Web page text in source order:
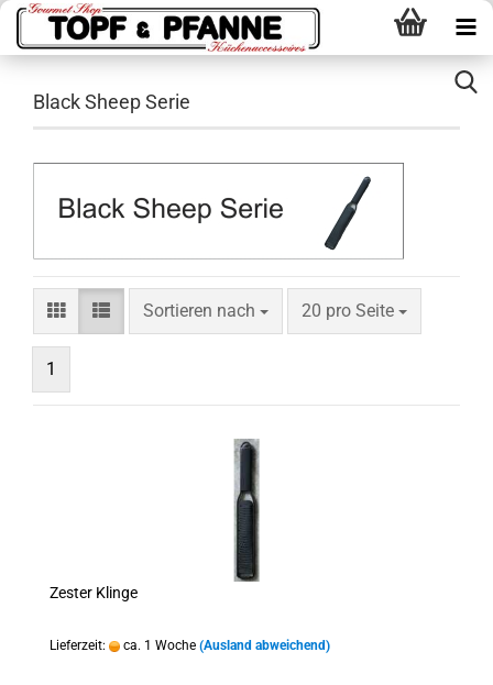
Black Sheep Serie
Sortieren nach
Sortieren nach 20 pro Seite
pro Seite
1
Zester Klinge
Lieferzeit: ca. 1 Woche (Ausland abweichend)